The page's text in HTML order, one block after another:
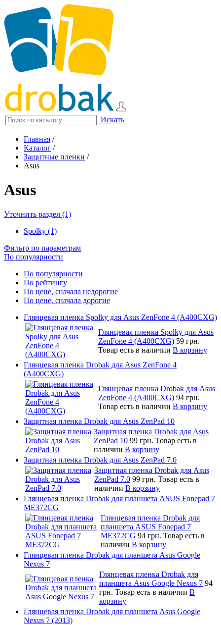
Искать
Главная /
Каталог /
Защитные пленки /
Asus
Asus
Уточнить раздел (1)
Spolky (1)
Фильтр по параметрам
По популярности
По популярности
По рейтингу
По цене, сначала недорогие
По цене, сначала дорогие
Глянцевая пленка Spolky для Asus ZenFone 4 (A400CXG)
Глянцевая пленка Spolky для Asus
ZenFone 4 (A400CXG) 59 грн.
Товар есть в наличии В корзину
Глянцевая пленка Drobak для Asus ZenFone 4
(A400CXG)
Глянцевая пленка Drobak для Asus
ZenFone 4 (A400CXG) 94 грн.
Товар есть в наличии В корзину
Защитная пленка Drobak для Asus ZenPad 10
Защитная пленка Drobak для Asus
ZenPad 10 99 грн. Товар есть в
наличии В корзину
Защитная пленка Drobak для Asus ZenPad 7.0
Защитная пленка Drobak для Asus
ZenPad 7.0 99 грн. Товар есть в
наличии В корзину
Глянцевая пленка Drobak для планшета ASUS Fonepad 7
ME372CG
Глянцевая пленка Drobak для
планшета ASUS Fonepad 7
ME372CG 94 грн. Товар есть в
наличии В корзину
Глянцевая пленка Drobak для планшета Asus Google
Nexus 7
Глянцевая пленка Drobak для
планшета Asus Google Nexus 7 94
грн. Товар есть в наличии В
корзину
Глянцевая пленка Drobak для планшета Asus Google
Nexus 7 (2013)